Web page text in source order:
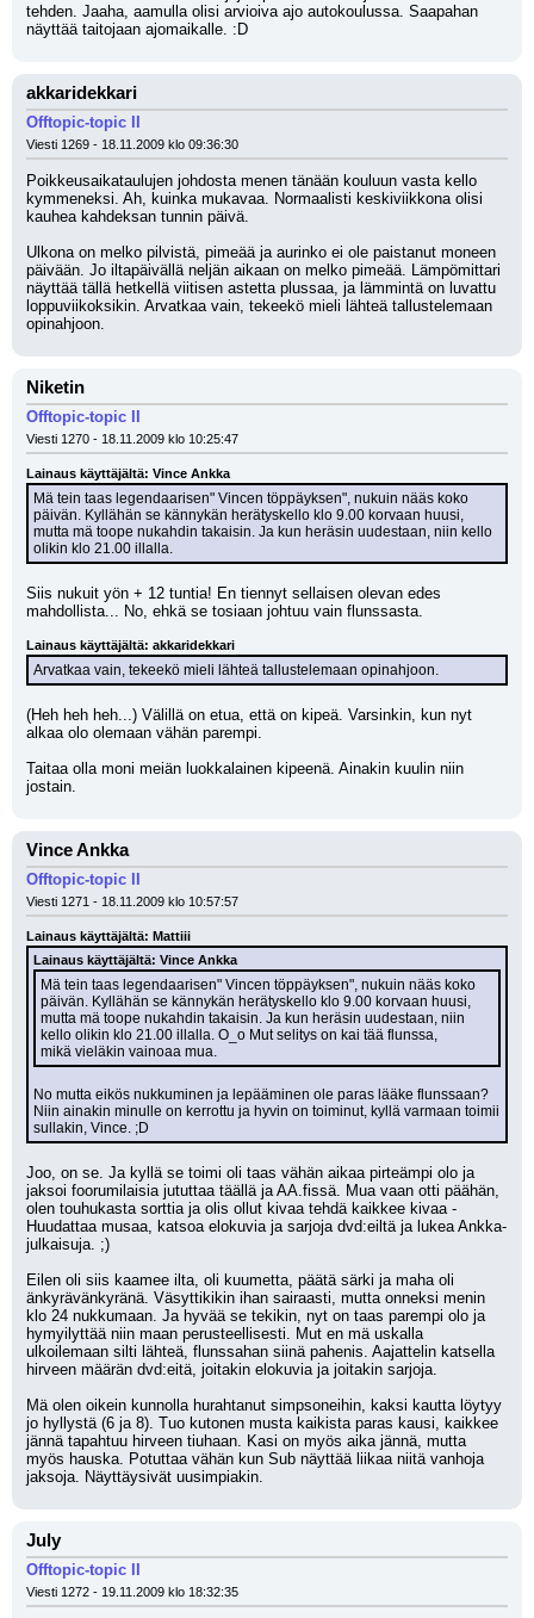
tehden. Jaaha, aamulla olisi arvioiva ajo autokoulussa. Saapahan
näyttää taitojaan ajomaikalle. :D
akkaridekkari
Offtopic-topic II
Viesti 1269 - 18.11.2009 klo 09:36:30
Poikkeusaikataulujen johdosta menen tänään kouluun vasta kello
kymmeneksi. Ah, kuinka mukavaa. Normaalisti keskiviikkona olisi
kauhea kahdeksan tunnin päivä.
Ulkona on melko pilvistä, pimeää ja aurinko ei ole paistanut moneen
päivään. Jo iltapäivällä neljän aikaan on melko pimeää. Lämpömittari
näyttää tällä hetkellä viitisen astetta plussaa, ja lämmintä on luvattu
loppuviikoksikin. Arvatkaa vain, tekeekö mieli lähteä tallustelemaan
opinahjoon.
Niketin
Offtopic-topic II
Viesti 1270 - 18.11.2009 klo 10:25:47
Lainaus käyttäjältä: Vince Ankka
Mä tein taas legendaarisen" Vincen töppäyksen", nukuin nääs koko
päivän. Kyllähän se kännykän herätyskello klo 9.00 korvaan huusi,
mutta mä toope nukahdin takaisin. Ja kun heräsin uudestaan, niin kello
olikin klo 21.00 illalla.
Siis nukuit yön + 12 tuntia! En tiennyt sellaisen olevan edes
mahdollista... No, ehkä se tosiaan johtuu vain flunssasta.
Lainaus käyttäjältä: akkaridekkari
Arvatkaa vain, tekeekö mieli lähteä tallustelemaan opinahjoon.
(Heh heh heh...) Välillä on etua, että on kipeä. Varsinkin, kun nyt
alkaa olo olemaan vähän parempi.
Taitaa olla moni meiän luokkalainen kipeenä. Ainakin kuulin niin
jostain.
Vince Ankka
Offtopic-topic II
Viesti 1271 - 18.11.2009 klo 10:57:57
Lainaus käyttäjältä: Mattiii
Lainaus käyttäjältä: Vince Ankka
Mä tein taas legendaarisen" Vincen töppäyksen", nukuin nääs koko
päivän. Kyllähän se kännykän herätyskello klo 9.00 korvaan huusi,
mutta mä toope nukahdin takaisin. Ja kun heräsin uudestaan, niin
kello olikin klo 21.00 illalla. O_o Mut selitys on kai tää flunssa,
mikä vieläkin vainoaa mua.
No mutta eikös nukkuminen ja lepääminen ole paras lääke flunssaan?
Niin ainakin minulle on kerrottu ja hyvin on toiminut, kyllä varmaan toimii
sullakin, Vince. ;D
Joo, on se. Ja kyllä se toimi oli taas vähän aikaa pirteämpi olo ja
jaksoi foorumilaisia jututtaa täällä ja AA.fissä. Mua vaan otti päähän,
olen touhukasta sorttia ja olis ollut kivaa tehdä kaikkee kivaa -
Huudattaa musaa, katsoa elokuvia ja sarjoja dvd:eiltä ja lukea Ankka-
julkaisuja. ;)
Eilen oli siis kaamee ilta, oli kuumetta, päätä särki ja maha oli
änkyrävänkyränä. Väsyttikikin ihan sairaasti, mutta onneksi menin
klo 24 nukkumaan. Ja hyvää se tekikin, nyt on taas parempi olo ja
hymyilyttää niin maan perusteellisesti. Mut en mä uskalla
ulkoilemaan silti lähteä, flunssahan siinä pahenis. Aajattelin katsella
hirveen määrän dvd:eitä, joitakin elokuvia ja joitakin sarjoja.
Mä olen oikein kunnolla hurahtanut simpsoneihin, kaksi kautta löytyy
jo hyllystä (6 ja 8). Tuo kutonen musta kaikista paras kausi, kaikkee
jännä tapahtuu hirveen tiuhaan. Kasi on myös aika jännä, mutta
myös hauska. Potuttaa vähän kun Sub näyttää liikaa niitä vanhoja
jaksoja. Näyttäysivät uusimpiakin.
July
Offtopic-topic II
Viesti 1272 - 19.11.2009 klo 18:32:35